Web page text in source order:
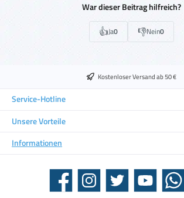
War dieser Beitrag hilfreich?
👍Ja0 👎Nein0
Kostenloser Versand ab 50 €
Service-Hotline
Unsere Vorteile
Informationen
Facebook Instagram Twitter YouTube WhatsApp